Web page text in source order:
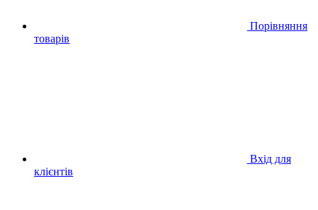
Порівняння
товарів
Вхід для
клієнтів